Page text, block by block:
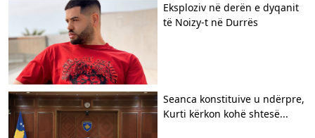
Eksploziv në derën e dyqanit
të Noizy-t në Durrës
Seanca konstituive u ndërpre,
Kurti kërkon kohë shtesë...